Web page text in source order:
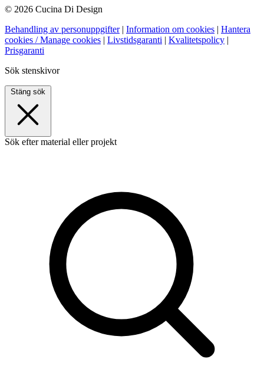
© 2026 Cucina Di Design
Behandling av personuppgifter | Information om cookies | Hantera
cookies / Manage cookies | Livstidsgaranti | Kvalitetspolicy |
Prisgaranti
Sök stenskivor
Stäng sök
Sök efter material eller projekt